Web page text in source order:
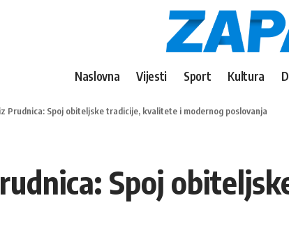
Naslovna Vijesti Sport Kultura
Prudnica: Spoj obiteljske tradicije, kvalitete i modernog poslovanja
Spoj